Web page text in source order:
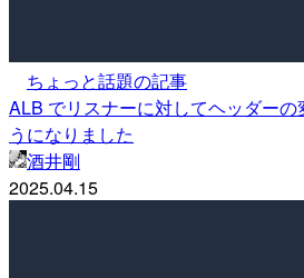
ちょっと話題の記事
ALB でリスナーに対してヘッダーの
うになりました
酒井剛
2025.04.15